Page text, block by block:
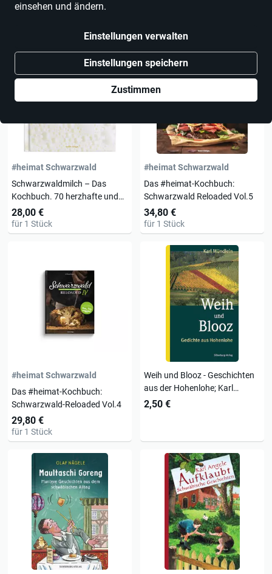
einsehen und ändern.
Einstellungen verwalten
Einstellungen speichern
Zustimmen
7 Produkte
#heimat Schwarzwald
Schwarzwaldmilch – Das
Kochbuch. 70 herzhafte und
süße Rezepte
28,00 €
für 1 Stück
#heimat Schwarzwald
Das #heimat-Kochbuch:
Schwarzwald Reloaded Vol.5
34,80 €
für 1 Stück
#heimat Schwarzwald
Das #heimat-Kochbuch:
Schwarzwald-Reloaded Vol.4
29,80 €
für 1 Stück
Weih und Blooz - Geschichten
aus der Hohenlohe; Karl
Mündlein
2,50 €